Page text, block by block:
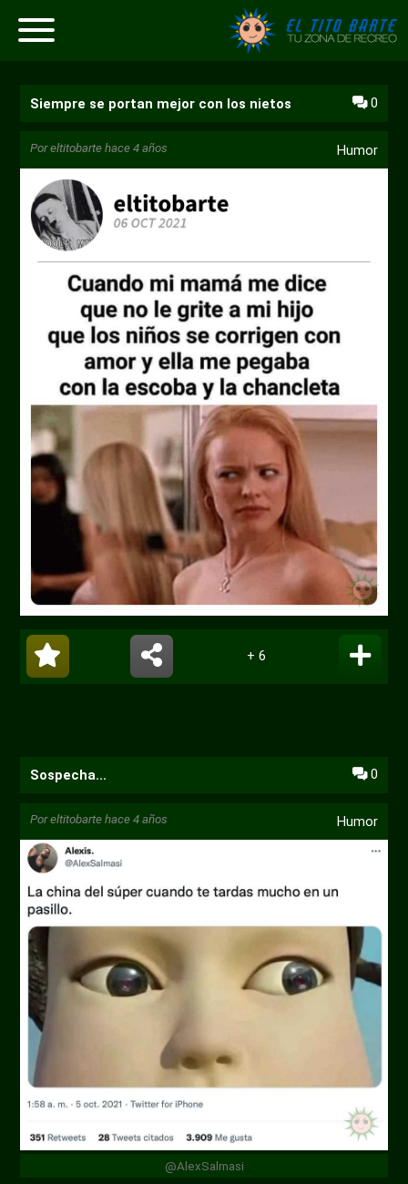
Siempre se portan mejor con los nietos 0
Poreltitobarte hace 4 años Humor
+ 6
Sospecha... 0
Poreltitobarte hace 4 años Humor
@AlexSalmasi